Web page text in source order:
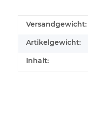
Produkteigenschaft
Wert
Versandgewicht:
Artikelgewicht:
Inhalt: